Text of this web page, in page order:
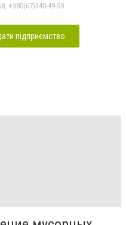
+380(67)340-49-59
підприємство